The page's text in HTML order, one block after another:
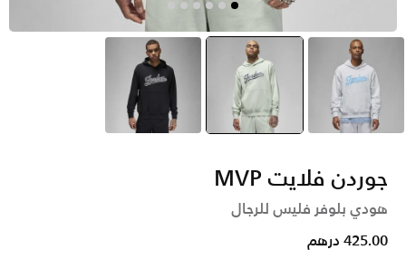
رمادي selected
أخضر أسود
جوردن فلايت MVP
هودي بلوفر فليس للرجال
425.00 درهم